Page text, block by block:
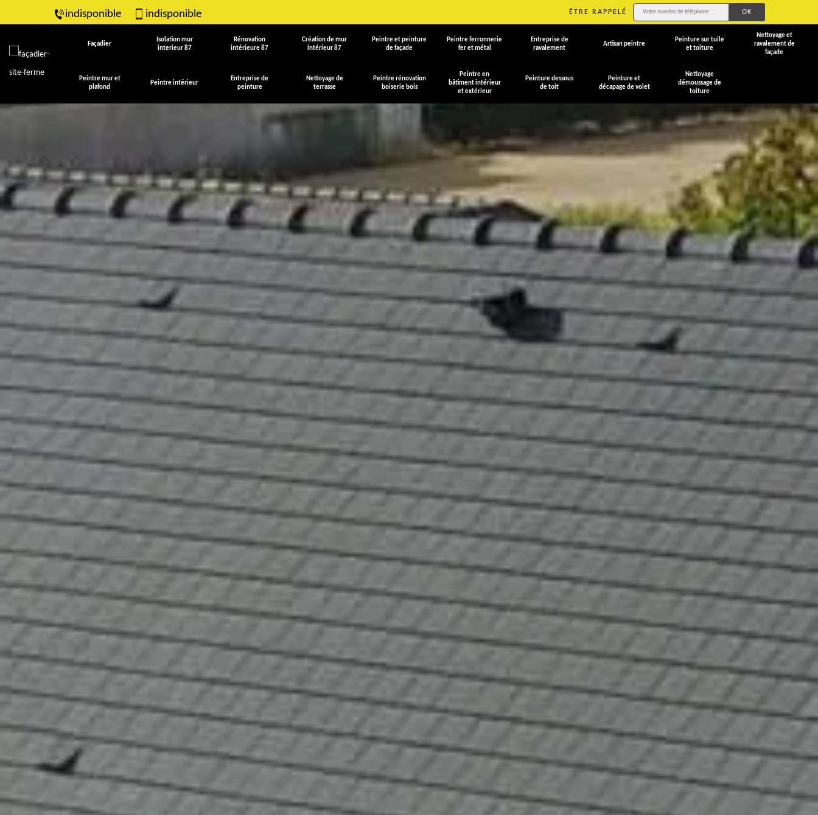
indisponible indisponible ÊTRE RAPPELÉ
Façadier
Isolation mur
interieur 87
Rénovation
intérieure 87
Création de mur
intérieur 87
Peintre et peinture
de façade
Peintre ferronnerie
fer et métal
Entreprise de
ravalement
Artisan peintre
Peinture sur tuile
et toiture
Nettoyage et
ravalement de
façade
Peintre mur et
plafond
Peintre intérieur
Entreprise de
peinture
Nettoyage de
terrasse
Peintre rénovation
boiserie bois
Peintre en
bâtiment intérieur
et extérieur
Peinture dessous
de toit
Peinture et
décapage de volet
Nettoyage
démoussage de
toiture